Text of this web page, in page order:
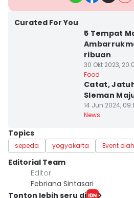
Curated For You
5 Tempat
ribuan
30 Okt 2023,
Food
Catat,
Sleman
14 Jun 2024,
News
Topics
sepeda yogyakarta Event
Editorial Team
Editor
Febriana Sintasari
Tonton lebih seru di